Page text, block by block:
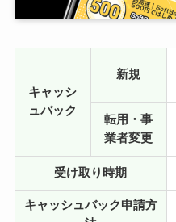
キャッシ
ュバック
新規
転用・事
業者変更
受け取り時期
キャッシュバック申請方